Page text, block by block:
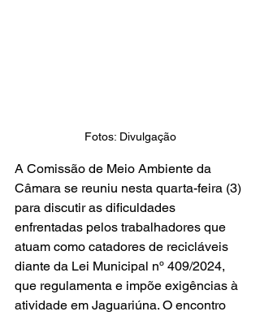
Fotos: Divulgação
A Comissão de Meio Ambiente da
Câmara se reuniu nesta quarta-feira (3)
para discutir as dificuldades
enfrentadas pelos trabalhadores que
atuam como catadores de recicláveis
diante da Lei Municipal nº 409/2024,
que regulamenta e impõe exigências à
atividade em Jaguariúna. O encontro